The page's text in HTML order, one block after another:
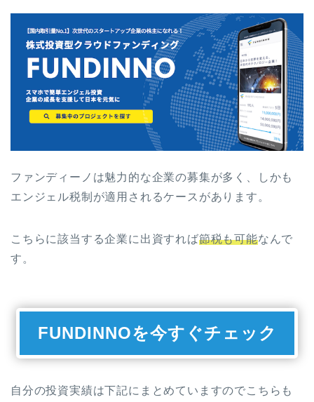
ファンディーノは魅力的な企業の募集が多く、しかも
エンジェル税制が適用されるケースがあります。
こちらに該当する企業に出資すれば節税も可能なんで
す。
FUNDINNOを今すぐチェック
自分の投資実績は下記にまとめていますのでこちらも